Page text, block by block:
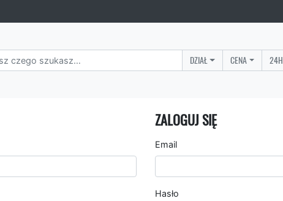
DZIAŁ CENA
ZALOGUJ SIĘ
Email
Hasło